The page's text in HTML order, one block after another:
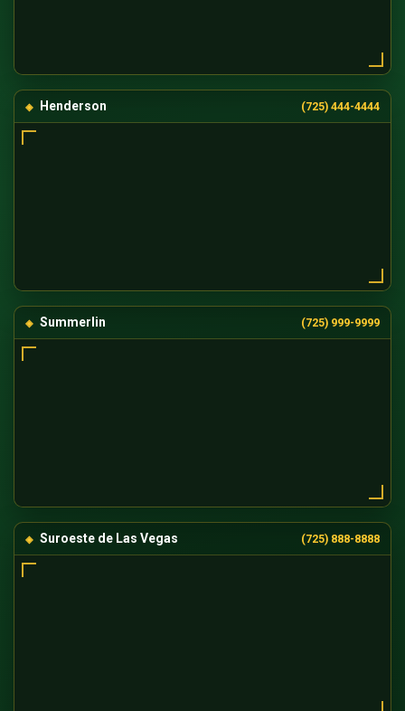
Henderson (725) 444-4444
Summerlin (725) 999-9999
Suroeste de Las Vegas (725) 888-8888